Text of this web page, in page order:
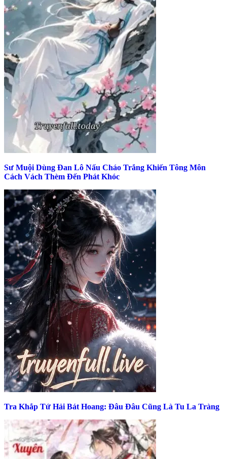
Sư Muội Dùng Đan Lô Nấu Cháo Trắng Khiến Tông Môn
Cách Vách Thèm Đến Phát Khóc
Tra Khắp Tứ Hải Bát Hoang: Đâu Đâu Cũng Là Tu La Tràng